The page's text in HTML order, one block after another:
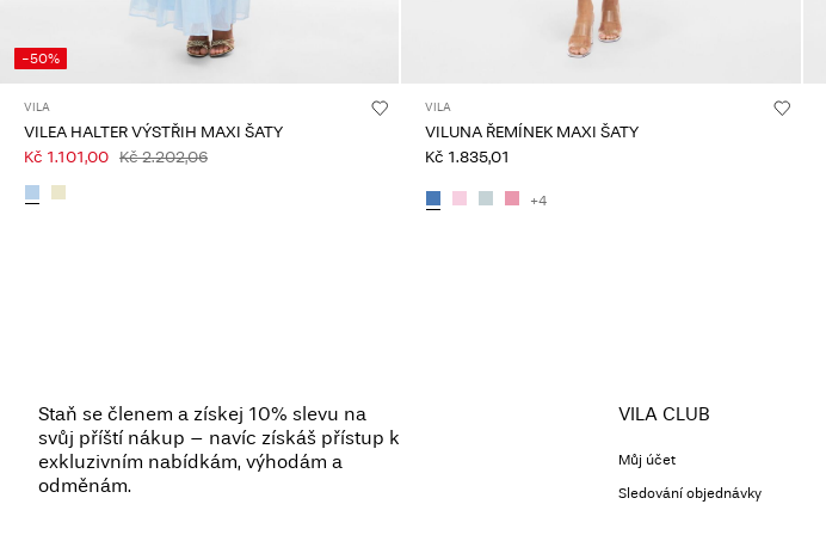
-50%
VILA
VILEA HALTER VÝSTŘIH MAXI ŠATY
Kč 1.101,00 Kč 2.202,06
VILA
VILUNA ŘEMÍNEK MAXI ŠATY
Kč 1.835,01
+4
Staň se členem a získej 10% slevu na
svůj příští nákup – navíc získáš přístup k
exkluzivním nabídkám, výhodám a
odměnám.
VILA CLUB
Můj účet
Sledování objednávky